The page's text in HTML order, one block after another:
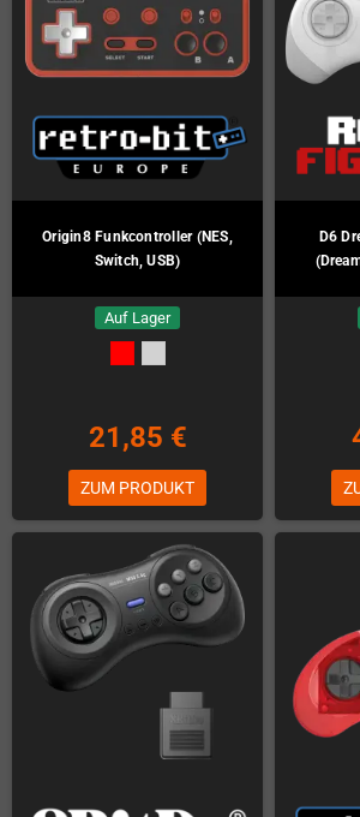
Origin8 Funkcontroller (NES,
Switch, USB)
Auf Lager
21,85 €
ZUM PRODUKT
D6